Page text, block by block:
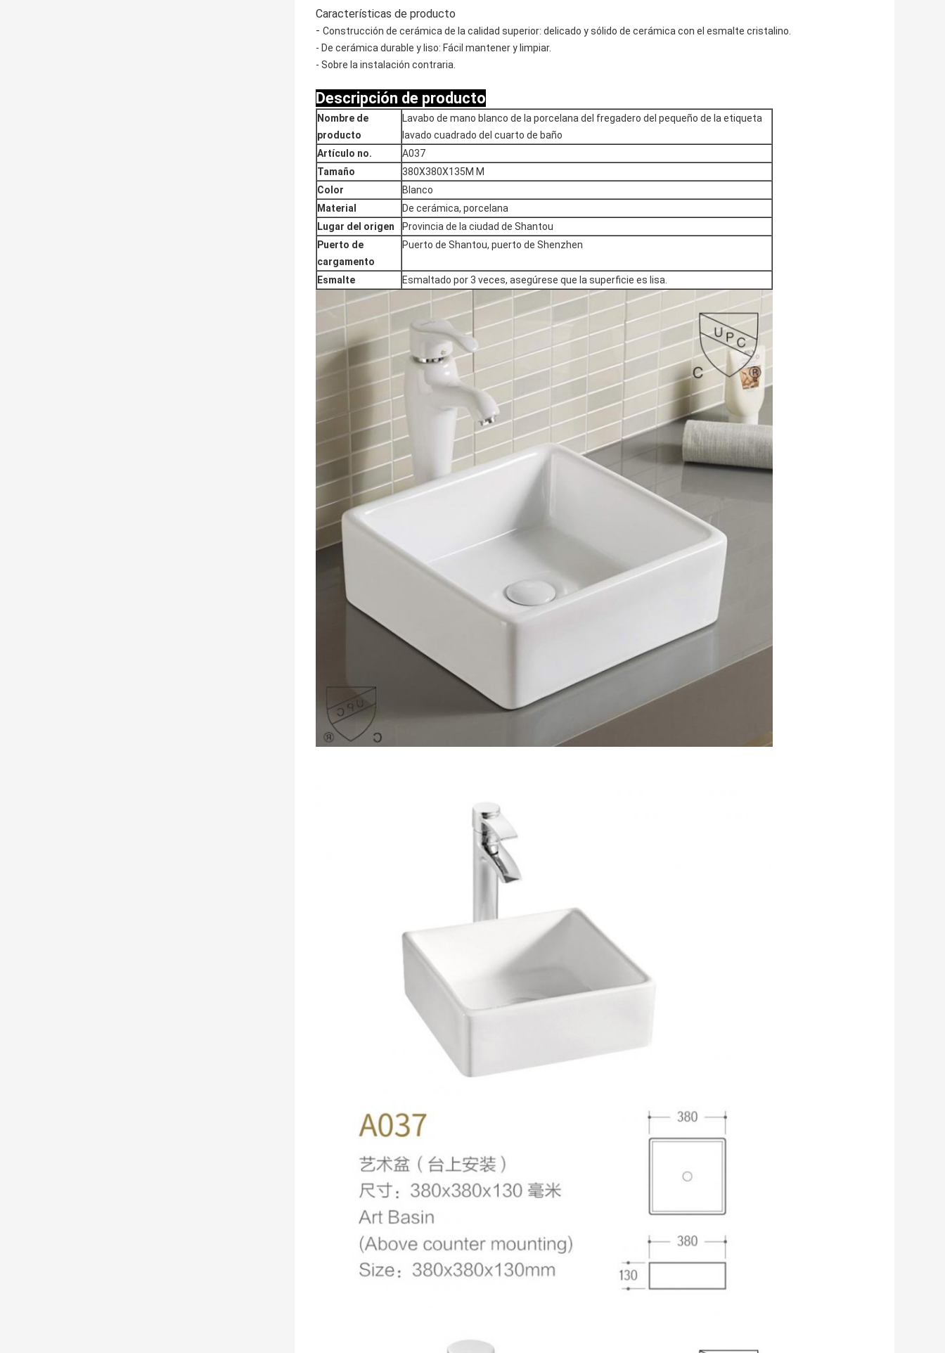
Características de producto
- Construcción de cerámica de la calidad superior: delicado y sólido de cerámica con el esmalte cristalino.
- De cerámica durable y liso: Fácil mantener y limpiar.
- Sobre la instalación contraria.
Descripción de producto
Nombre de
producto
Lavabo de mano blanco de la porcelana del fregadero del pequeño de la etiqueta
lavado cuadrado del cuarto de baño
Artículo no.
A037
Tamaño
380X380X135M M
Color
Blanco
Material
De cerámica, porcelana
Lugar del origen
Provincia de la ciudad de Shantou
Puerto de
cargamento
Puerto de Shantou, puerto de Shenzhen
Esmalte Esmaltado por 3 veces, asegúrese que la superficie es lisa.